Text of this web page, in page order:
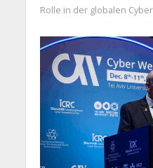
Rolle in der globalen